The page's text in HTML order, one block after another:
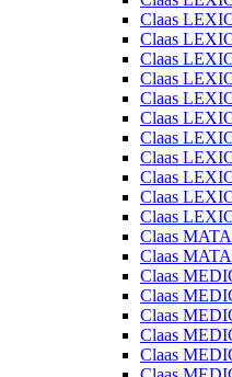
Claas
Claas
Claas
Claas
Claas
Claas
Claas
Claas
Claas
Claas
Claas
Claas
Claas
Claas
Claas
Claas
Claas
Claas